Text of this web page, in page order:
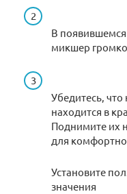
В
микшер
Убедитесь,
находится в
Поднимите их
для
Установите
значения